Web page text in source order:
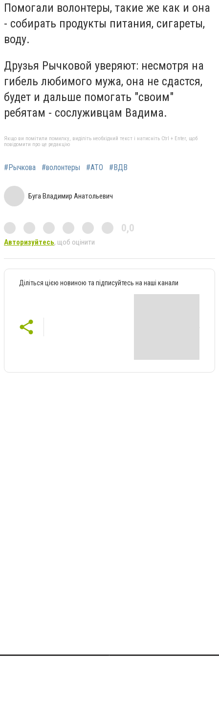
Помогали волонтеры, такие же как и она
- собирать продукты питания, сигареты,
воду.
Друзья Рычковой уверяют: несмотря на
гибель любимого мужа, она не сдастся,
будет и дальше помогать "своим"
ребятам - сослуживцам Вадима.
Якщо ви помітили помилку, виділіть необхідний текст і натисніть Ctrl + Enter, щоб
повідомити про це редакцію
#Рычкова #волонтеры #АТО #ВДВ
Буга Владимир Анатольевич
0,0
Авторизуйтесь, щоб оцінити
Діліться цією новиною та підписуйтесь на наші канали